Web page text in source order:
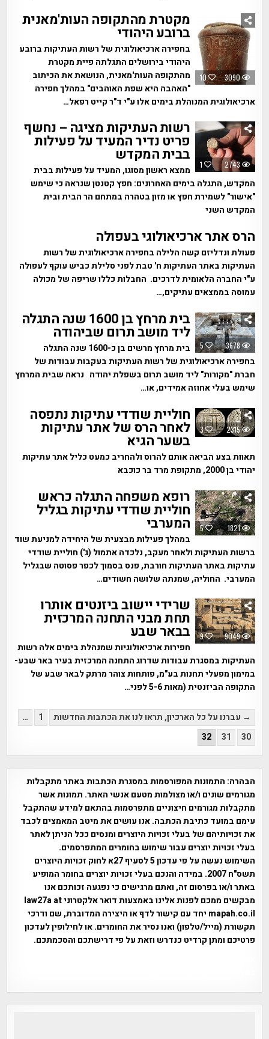
10 3090
מקטרת מהתקופה העות'מאנית
ברובע היהודי
בחפירה ארכיאולוגית של רשות העתיקות ברובע
היהודי בירושלים התגלתה פיית מקטרת
מהתקופה העות'מאנית, הנושאת את הכיתוב
"האהבה היא שפת האוהבים" במהלך חפירה
ארכיאולוגית המנוהלת בימים אלו ע"י ד"ר קייט רפאל…
1 2743
רשות העתיקות מציגה – נחשף
פריט נדיר המעיד על פעילות
בבית המקדש
ממצא ראשון מסוגו, המעיד על פעילות בבית
המקדש, התגלה בימים האחרונים: חפץ קטנטן שנראה כי שימש
"אישור" לשמירת חפץ או מזון בטהרה במתחם הר הבית ובית
המקדש השני
הרס אתר ארכיאולוגי בעפולה
פעולת ונדליזם קשה הלילה בחפירה ארכיאולוגית של רשות
העתיקות באתר העתיקות ח' טבת לפני סלילת כביש עוקף לעפולה
ע"י החברה הלאומית לדרכים. החבלות כללו שריפה של מכולה
עמוסה בממצאים עתיקים,…
5 3678
בית מרחץ בן 1600 שנה התגלה
ליד מושב תרום שביהודה
בית מרחץ מרשים בן כ-1600 שנה התגלה
בחפירה ארכיאולוגית של רשות העתיקות בעקבות עבודות של
חברת "מקורות" ליד מושב תרום בשפלת יהודה נראה שבית המרחץ
שימש בעלי אחוזה אמידים, או…
3 2315
חוליית שודדי עתיקות נתפסה
לאחר הרס של אתר עתיקות
בשער הגיא
תאוות בצע הביאה אותם להרוס ולהחריב כמעט כליל אתר עתיקות
יהודי בן 2000, מתקופת מרד בר כוכבא
5 1821
רופא משפחה התגלה כראש
חוליית שודדי עתיקות בגליל
המערבי
במהלך פעילות מבצעית של היחידה למניעת שוד
ברשות העתיקות ולאחר מעקב, נלכדה אתמול (ג') חוליית שודדי
עתיקות באתר העתיקות חורבת, פנס בסמוך לכפר פסוטה שבגליל
המערבי. החוליה, שמנתה שלושה חשודים…
9 9049
שרידי יישוב ביזנטים אותרו
תחת מבני התחנה המרכזית
בבאר שבע
חפירות ארכיאולוגיות שמנהלת בימים אלה רשות
העתיקות במסגרת עבודות שדרוג התחנה המרכזית בעיר באר שבע-
במימון מפעלי תחנות בע"מ, פותחות צוהר מרתק לבאר שבע של
התקופה הביזנטית (מאות 5-6 לפני…
Posts
pagination
→ עברנו על כל הארכיון, תראו לנו את הכתבות החדשות 1
…
30
31
32
הבהרה: התמונות המפורסמות במסגרת הכתבות באתר מתקבלות
מגורמים שונים ו/או מצולמות מטעם אנשי האתר. תמונות אשר
מתקבלות מגורמים חיצוניים מתפרסמות בהתאם למידע שהתקבל
עימם במועד כתיבת הכתבה. אנו עושים את מיטב המאמצים לכבד
את זכויותיהם של בעלי זכויות היוצרים ומנסים ככל הניתן לאתר
בעלי זכויות יוצרים עבור שימוש בחומרים המתפרסמים.
השימוש נעשה על פי עדכון 5 לסעיף 27א לחוק זכויות היוצרים
תשס"ח 2007. במידה והנכם בעלי זכויות יוצרים בחומר המופיע
באתר ו/או בפרסום זה, ואתם מרגישים כי נפגעה זכותכם אנו
מבקשים ממכם לפנות אלינו באמצעות דואר אלקטרוני law27a at
mapah.co.il יחד עם קישור לדף או היצירה המדוברת, שם ודרכי
תקשורת (מייל/טלפון) ואנו נסיר את החומרים. או לחילופין לעדכון
פרטיכם ומתן קרדיט כנדרש וזאת על פי דרישתכם והסכמתכם.